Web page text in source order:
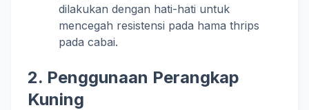
dilakukan dengan hati-hati untuk
mencegah resistensi pada hama thrips
pada cabai.
2. Penggunaan Perangkap
Kuning